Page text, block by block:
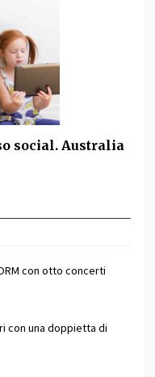
social. Australia
con otto concerti
con una doppietta di